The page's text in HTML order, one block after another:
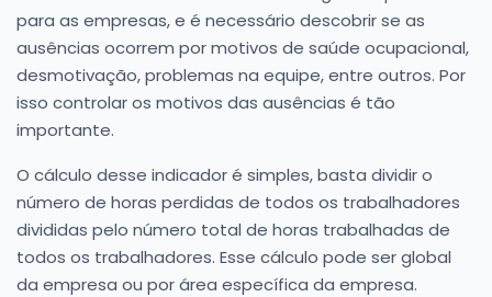
para as empresas, e é necessário descobrir se as
ausências ocorrem por motivos de saúde ocupacional,
desmotivação, problemas na equipe, entre outros. Por
isso controlar os motivos das ausências é tão
importante.
O cálculo desse indicador é simples, basta dividir o
número de horas perdidas de todos os trabalhadores
divididas pelo número total de horas trabalhadas de
todos os trabalhadores. Esse cálculo pode ser global
da empresa ou por área específica da empresa.